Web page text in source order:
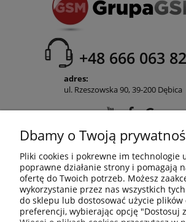
+48 666 063
adres:
ul. Rzeszowska 90, 39-200 Dębica
POMOC
MOJE KONTO
Dbamy o Twoją
Pliki cookies i pokrewne im technologie
poprawne działanie strony i pomagają
ofertę do Twoich potrzeb. Możesz
wykorzystanie przez nas wszystkich
do sklepu lub dostosować użycie plików
preferencji, wybierając opcję "Dostosuj